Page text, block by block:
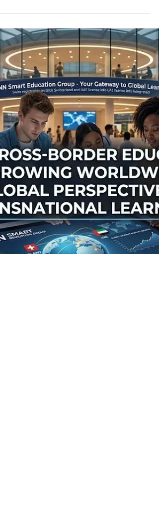
يشهد مشهد #التعليم_العالي تحولات جذرية ومتسارعة.
لسنوات طويلة، كان السعي نحو إكمال الدراسة يعني
الالتزام بالجلوس في قاعات المحاضرات في أوقات
محددة وصارمة، وهو أمر شكل تحدياً كبيراً للمهنيين
والعاملين. ولكن اليوم، تمنحنا #التكنولوجيا الحرية
المطلقة للدراسة في أي وقت ومن أي مكان. هذا النهج
المبتكر، الذي يُعرف على نطاق واسع باسم
#التعليم_الذكي، يركز على تطويع عملية التعلم
مع إيقاع حياتنا العصرية السريعة، بدلاً من إجبارنا على
التكيف مع قوالب تقليدية جامدة. إنه يكسر الحواج